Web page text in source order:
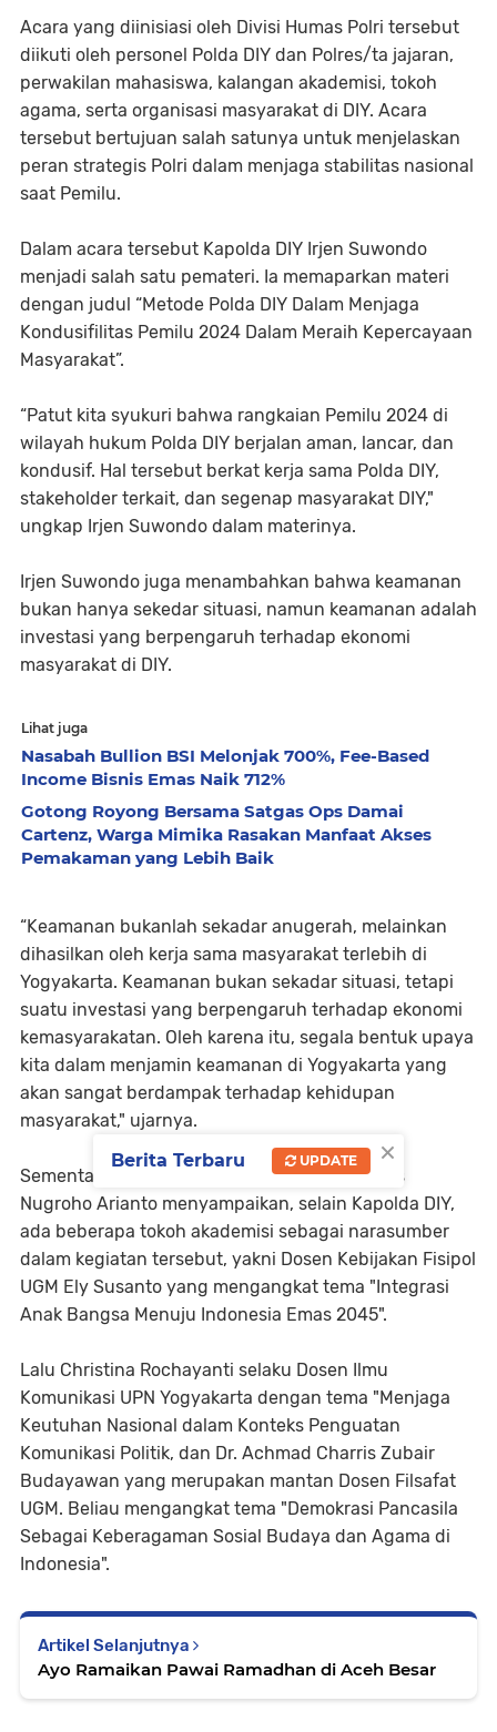
Acara yang diinisiasi oleh Divisi Humas Polri tersebut
diikuti oleh personel Polda DIY dan Polres/ta jajaran,
perwakilan mahasiswa, kalangan akademisi, tokoh
agama, serta organisasi masyarakat di DIY. Acara
tersebut bertujuan salah satunya untuk menjelaskan
peran strategis Polri dalam menjaga stabilitas nasional
saat Pemilu.
Dalam acara tersebut Kapolda DIY Irjen Suwondo
menjadi salah satu pemateri. Ia memaparkan materi
dengan judul “Metode Polda DIY Dalam Menjaga
Kondusifilitas Pemilu 2024 Dalam Meraih Kepercayaan
Masyarakat”.
“Patut kita syukuri bahwa rangkaian Pemilu 2024 di
wilayah hukum Polda DIY berjalan aman, lancar, dan
kondusif. Hal tersebut berkat kerja sama Polda DIY,
stakeholder terkait, dan segenap masyarakat DIY,"
ungkap Irjen Suwondo dalam materinya.
Irjen Suwondo juga menambahkan bahwa keamanan
bukan hanya sekedar situasi, namun keamanan adalah
investasi yang berpengaruh terhadap ekonomi
masyarakat di DIY.
Lihat juga
Nasabah Bullion BSI Melonjak 700%, Fee-Based
Income Bisnis Emas Naik 712%
Gotong Royong Bersama Satgas Ops Damai
Cartenz, Warga Mimika Rasakan Manfaat Akses
Pemakaman yang Lebih Baik
“Keamanan bukanlah sekadar anugerah, melainkan
dihasilkan oleh kerja sama masyarakat terlebih di
Yogyakarta. Keamanan bukan sekadar situasi, tetapi
suatu investasi yang berpengaruh terhadap ekonomi
kemasyarakatan. Oleh karena itu, segala bentuk upaya
kita dalam menjamin keamanan di Yogyakarta yang
akan sangat berdampak terhadap kehidupan
masyarakat," ujarnya.
Sementara itu, Kabidhumas Polda DIY Kombes
Nugroho Arianto menyampaikan, selain Kapolda DIY,
ada beberapa tokoh akademisi sebagai narasumber
dalam kegiatan tersebut, yakni Dosen Kebijakan Fisipol
UGM Ely Susanto yang mengangkat tema "Integrasi
Anak Bangsa Menuju Indonesia Emas 2045".
Lalu Christina Rochayanti selaku Dosen Ilmu
Komunikasi UPN Yogyakarta dengan tema "Menjaga
Keutuhan Nasional dalam Konteks Penguatan
Komunikasi Politik, dan Dr. Achmad Charris Zubair
Budayawan yang merupakan mantan Dosen Filsafat
UGM. Beliau mengangkat tema "Demokrasi Pancasila
Sebagai Keberagaman Sosial Budaya dan Agama di
Indonesia".
Artikel Selanjutnya
Ayo Ramaikan Pawai Ramadhan di Aceh Besar
×
Berita Terbaru UPDATE